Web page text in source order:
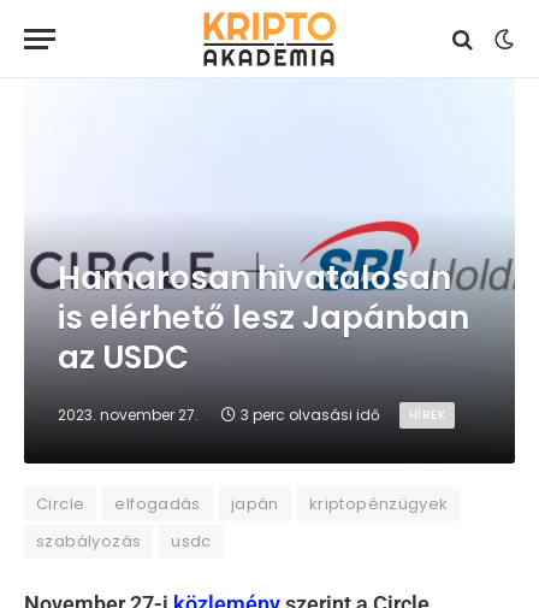
Hamarosan hivatalosan
is elérhető lesz Japánban
az USDC
2023. november 27. 3 perc olvasási idő HÍREK
Circle elfogadás japán
kriptopénzügyek
szabályozás
usdc